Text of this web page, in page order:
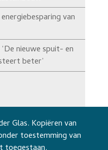
van
nieuwe spuit- en
beter’
Glas. Kopiëren van
toestemming van